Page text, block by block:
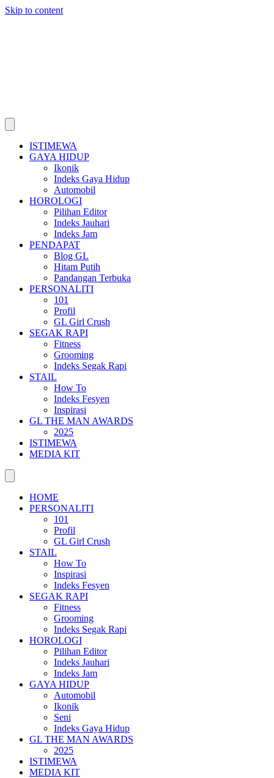
Skip to content
ISTIMEWA
GAYA HIDUP
Ikonik
Indeks Gaya Hidup
Automobil
HOROLOGI
Pilihan Editor
Indeks Jauhari
Indeks Jam
PENDAPAT
Blog GL
Hitam Putih
Pandangan Terbuka
PERSONALITI
101
Profil
GL Girl Crush
SEGAK RAPI
Fitness
Grooming
Indeks Segak Rapi
STAIL
How To
Indeks Fesyen
Inspirasi
GL THE MAN AWARDS
2025
ISTIMEWA
MEDIA KIT
HOME
PERSONALITI
101
Profil
GL Girl Crush
STAIL
How To
Inspirasi
Indeks Fesyen
SEGAK RAPI
Fitness
Grooming
Indeks Segak Rapi
HOROLOGI
Pilihan Editor
Indeks Jauhari
Indeks Jam
GAYA HIDUP
Automobil
Ikonik
Seni
Indeks Gaya Hidup
GL THE MAN AWARDS
2025
ISTIMEWA
MEDIA KIT